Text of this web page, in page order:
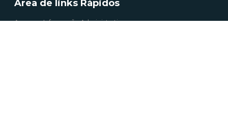
Área de links Rápidos
Acesso a Informação Administrativa